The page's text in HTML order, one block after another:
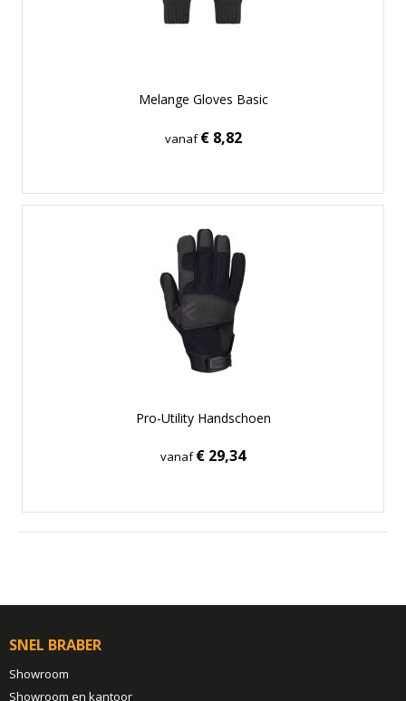
Melange Gloves Basic
vanaf€ 8,82
Pro-Utility Handschoen
vanaf€ 29,34
SNEL BRABER
Showroom
Showroom en kantoor